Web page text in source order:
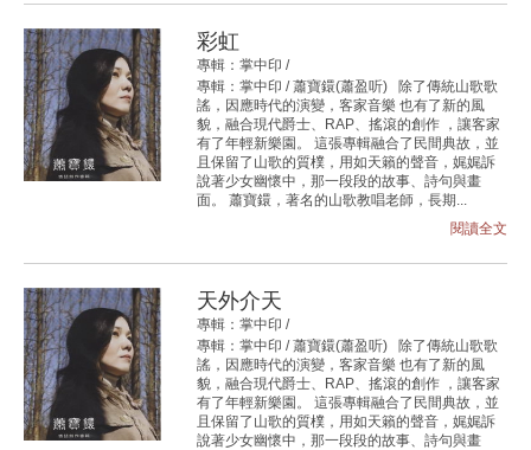
彩虹
專輯：掌中印 /
專輯：掌中印 / 蕭寶鐶(蕭盈听) 除了傳統山歌歌
謠，因應時代的演變，客家音樂 也有了新的風
貌，融合現代爵士、RAP、搖滾的創作 ，讓客家
有了年輕新樂園。 這張專輯融合了民間典故，並
且保留了山歌的質樸，用如天籟的聲音，娓娓訴
說著少女幽懷中，那一段段的故事、詩句與畫
面。 蕭寶鐶，著名的山歌教唱老師，長期...
閱讀全文
天外介天
專輯：掌中印 /
專輯：掌中印 / 蕭寶鐶(蕭盈听) 除了傳統山歌歌
謠，因應時代的演變，客家音樂 也有了新的風
貌，融合現代爵士、RAP、搖滾的創作 ，讓客家
有了年輕新樂園。 這張專輯融合了民間典故，並
且保留了山歌的質樸，用如天籟的聲音，娓娓訴
說著少女幽懷中，那一段段的故事、詩句與畫